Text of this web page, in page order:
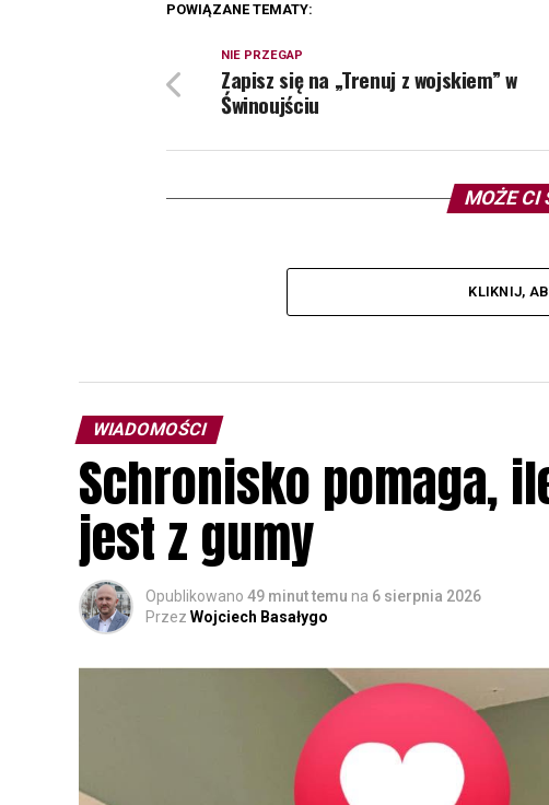
POWIĄZANE TEMATY:
NIE PRZEGAP
Zapisz się na „Trenuj z wojskiem” w
Świnoujściu
MOŻE CI
KLIKNIJ,
WIADOMOŚCI
Schronisko pomaga,
jest z gumy
Opublikowano 49 minut temu na 6 sierpnia 2026
Przez Wojciech Basałygo